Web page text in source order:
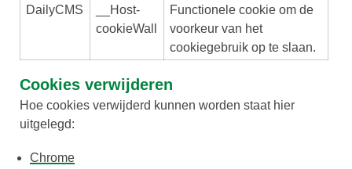
DailyCMS
__Host-
cookieWall
Functionele cookie om de
voorkeur van het
cookiegebruik op te slaan.
Cookies verwijderen
Hoe cookies verwijderd kunnen worden staat hier
uitgelegd:
Chrome